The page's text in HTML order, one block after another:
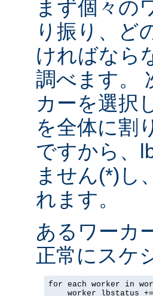
まず個々の
り振り、ど
ければなら
調べます。
カーを選択
を全体に割
ですから、
ません(*)し
れます。
あるワーカ
正常にスケ
for each worker in
worker lbstatus